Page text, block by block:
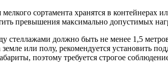
сортамента хранятся в контейнерах
превышения максимально допустимых
стеллажами должно быть не менее 1,5
земле или полу, рекомендуется установить
поэтому требуется строгое